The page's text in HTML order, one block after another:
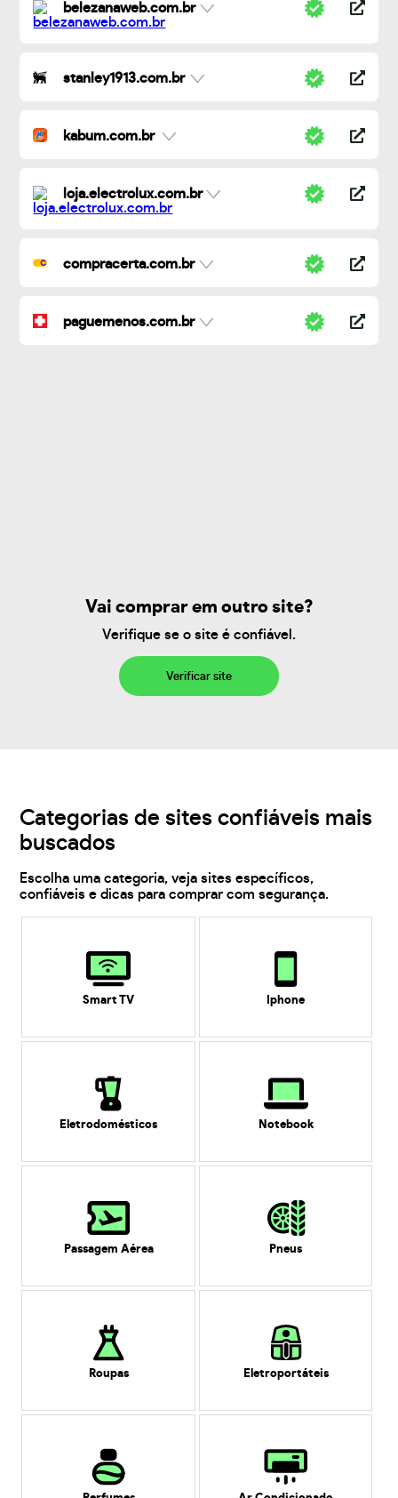
belezanaweb.com.br
stanley1913.com.br
kabum.com.br
loja.electrolux.com.br
compracerta.com.br
paguemenos.com.br
Vai comprar em outro site?
Verifique se o site é confiável.
Verificar site
Categorias de sites confiáveis mais
buscados
Escolha uma categoria, veja sites específicos,
confiáveis e dicas para comprar com segurança.
Smart TV Iphone
Eletrodomésticos Notebook
Passagem Aérea Pneus
Roupas Eletroportáteis